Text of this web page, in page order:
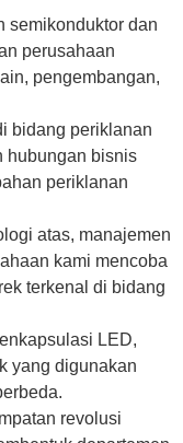
semikonduktor dan
perusahaan
pengembangan,
bidang periklanan
hubungan bisnis
periklanan
atas, manajemen
kami mencoba
terkenal di bidang
LED,
yang digunakan
revolusi